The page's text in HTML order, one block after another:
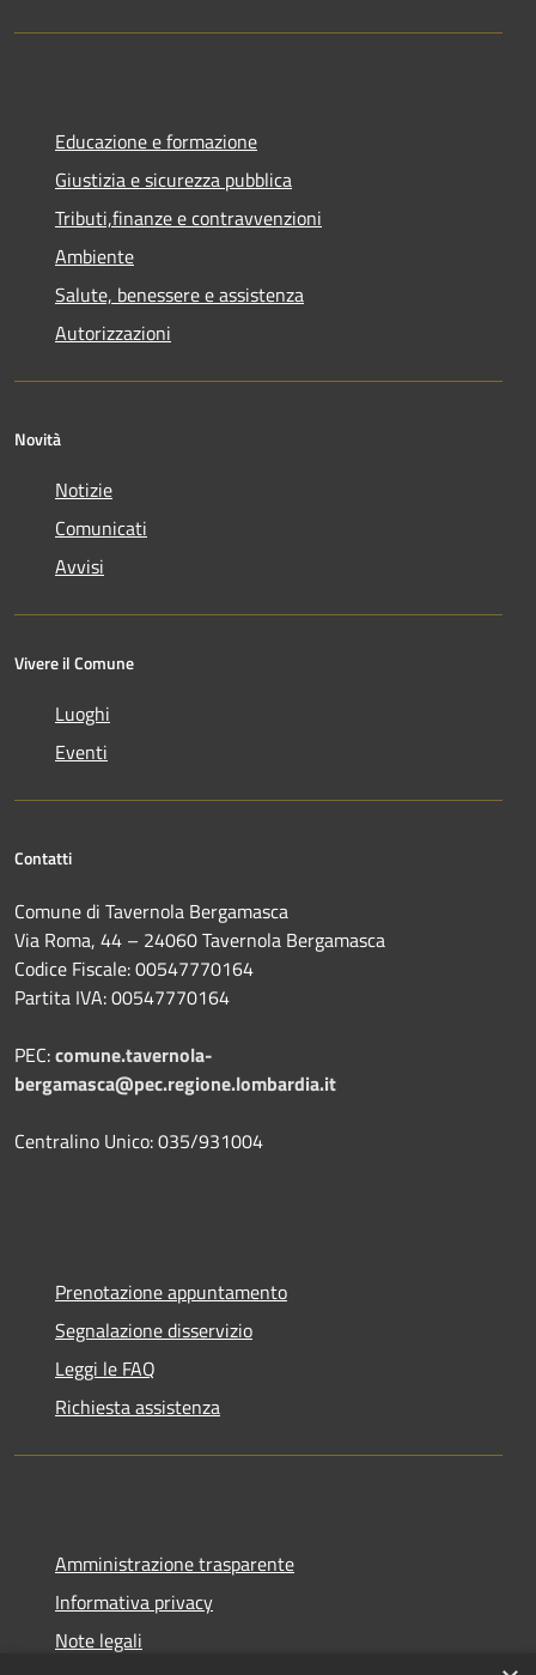
Educazione e formazione
Giustizia e sicurezza pubblica
Tributi,finanze e contravvenzioni
Ambiente
Salute, benessere e assistenza
Autorizzazioni
Novità
Notizie
Comunicati
Avvisi
Vivere il Comune
Luoghi
Eventi
Contatti
Comune di Tavernola Bergamasca
Via Roma, 44 – 24060 Tavernola Bergamasca
Codice Fiscale: 00547770164
Partita IVA: 00547770164
PEC:comune.tavernola-
bergamasca@pec.regione.lombardia.it
Centralino Unico: 035/931004
Prenotazione appuntamento
Segnalazione disservizio
Leggi le FAQ
Richiesta assistenza
Amministrazione trasparente
Informativa privacy
Note legali